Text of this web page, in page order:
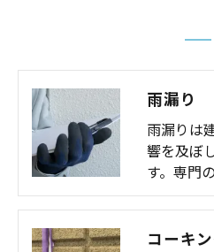
雨漏り
雨漏りは
響を及ぼ
す。専門
コーキ